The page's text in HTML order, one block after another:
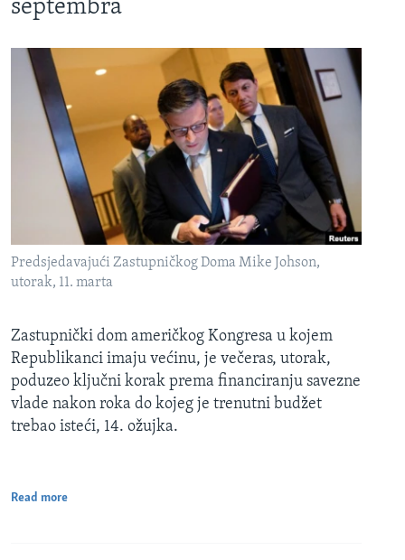
septembra
Predsjedavajući Zastupničkog Doma Mike Johson,
utorak, 11. marta
Zastupnički dom američkog Kongresa u kojem
Republikanci imaju većinu, je večeras, utorak,
poduzeo ključni korak prema financiranju savezne
vlade nakon roka do kojeg je trenutni budžet
trebao isteći, 14. ožujka.
Read more